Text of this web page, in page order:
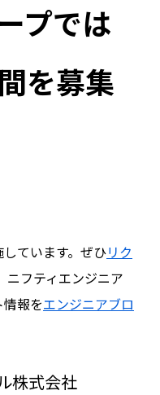
プでは
を募集
ています。ぜひリク
ニフティエンジニア
報をエンジニアブロ
株式会社